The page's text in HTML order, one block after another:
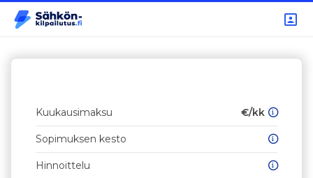
Kuukausimaksu €/kk
Sopimuksen kesto
Hinnoittelu